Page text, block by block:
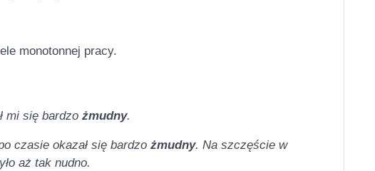
monotonnej pracy.
mi się bardzo żmudny.
czasie okazał się bardzo żmudny. Na szczęście w
aż tak nudno.